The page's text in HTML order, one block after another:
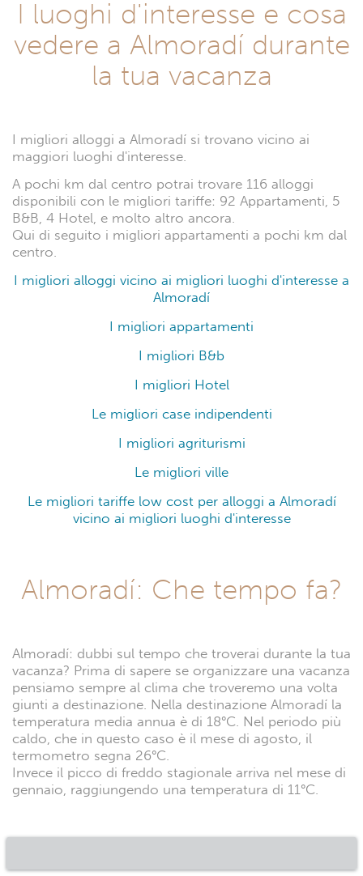
I luoghi d'interesse e cosa
vedere a Almoradí durante
la tua vacanza
I migliori alloggi a Almoradí si trovano vicino ai
maggiori luoghi d'interesse.
A pochi km dal centro potrai trovare 116 alloggi
disponibili con le migliori tariffe: 92 Appartamenti, 5
B&B, 4 Hotel, e molto altro ancora.
Qui di seguito i migliori appartamenti a pochi km dal
centro.
I migliori alloggi vicino ai migliori luoghi d'interesse a
Almoradí
I migliori appartamenti
I migliori B&b
I migliori Hotel
Le migliori case indipendenti
I migliori agriturismi
Le migliori ville
Le migliori tariffe low cost per alloggi a Almoradí
vicino ai migliori luoghi d'interesse
Almoradí: Che tempo fa?
Almoradí: dubbi sul tempo che troverai durante la tua
vacanza? Prima di sapere se organizzare una vacanza
pensiamo sempre al clima che troveremo una volta
giunti a destinazione. Nella destinazione Almoradí la
temperatura media annua è di 18°C. Nel periodo più
caldo, che in questo caso è il mese di agosto, il
termometro segna 26°C.
Invece il picco di freddo stagionale arriva nel mese di
gennaio, raggiungendo una temperatura di 11°C.